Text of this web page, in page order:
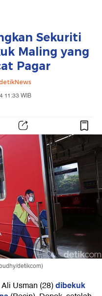
Sekuriti
Maling yang
Pagar
11:33 WIB
detikcom)
Usman (28)dibekuk